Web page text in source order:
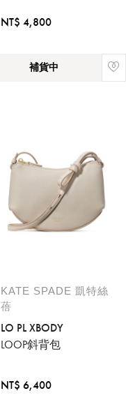
桃園國際
提醒您：
不同機場的下單時間皆
NT$ 4,800
補貨中
KATE SPADE 凱特絲
蓓
LO PL XBODY
LOOP斜背包
NT$ 6,400
您必